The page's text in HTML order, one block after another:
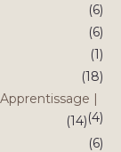
(6)
(6)
(1)
(18)
|
(4)
(14)
(6)